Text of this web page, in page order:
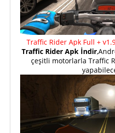
Traffic Rider Apk Full +
Traffic Rider Apk İndir
çeşitli motorlarla Traffic